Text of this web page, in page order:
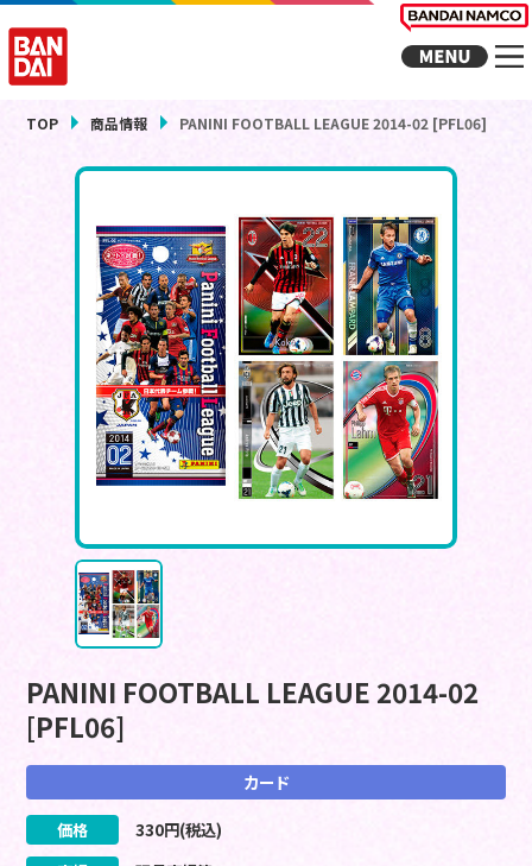
TOP 商品情報 PANINI FOOTBALL LEAGUE 2014-02 [PFL06]
PANINI FOOTBALL LEAGUE 2014-02
[PFL06]
カード
価格 330円(税込)